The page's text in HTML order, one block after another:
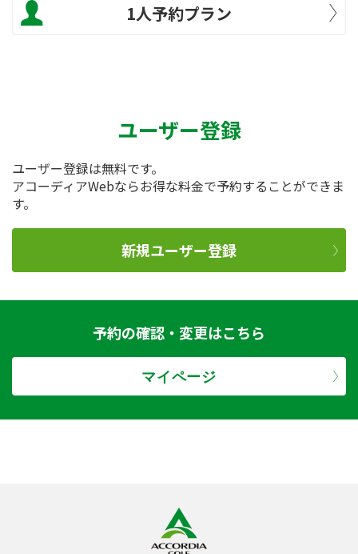
1人予約プラン
ユーザー登録
ユーザー登録は無料です。
アコーディアWebならお得な料金で予約することができま
す。
新規ユーザー登録
予約の確認・変更はこちら
マイページ